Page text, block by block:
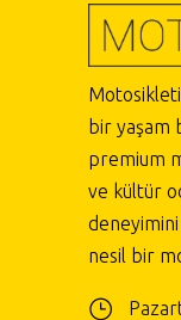
Motosikleti
bir yaşam
premium
ve kültür
deneyimini
nesil bir